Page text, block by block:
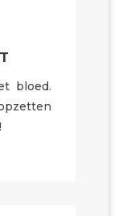
bloed.